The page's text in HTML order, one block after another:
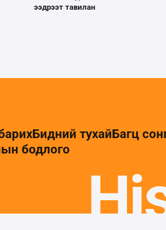
ээдрээт тавилан
Бидний тухайБагц
бодлого